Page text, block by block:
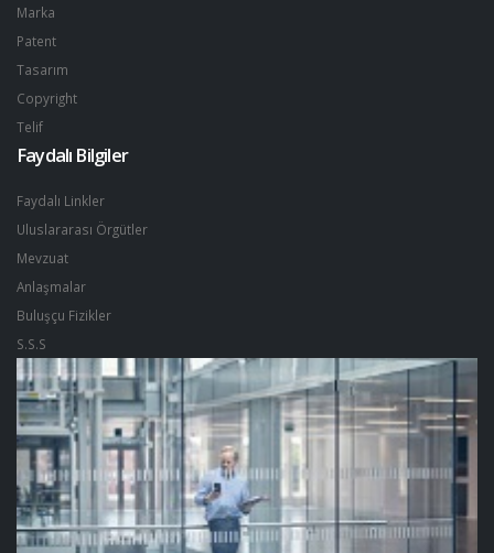
Marka
Patent
Tasarım
Copyright
Telif
Faydalı Bilgiler
Faydalı Linkler
Uluslararası Örgütler
Mevzuat
Anlaşmalar
Buluşçu Fizikler
S.S.S